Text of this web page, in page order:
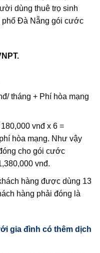
dùng thuê trọ sinh
phố Đà Nẵng gói cước
tháng + Phí hòa mạng
vnđ x 6 =
hòa mạng. Như vậy
cho gói cước
vnđ.
hàng được dùng 13
hàng phải đóng là
gia đình có thêm dịch